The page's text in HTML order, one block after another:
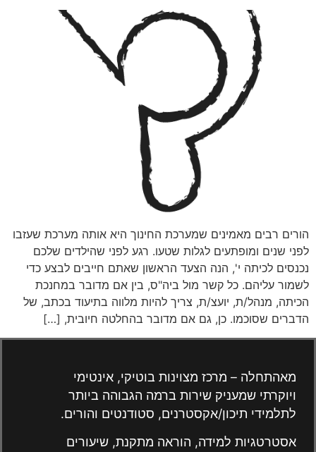
הורים רבים מאמינים שמערכת החינוך היא אותה מערכת שעזבו
לפני שנים ומופתעים לגלות שטעו. רגע לפני שהילדים שלכם
נכנסים לכיתה י', הנה הצעד הראשון שאתם חייבים לבצע כדי
לשמור עליהם. כל קשר מול ביה"ס, בין אם מדובר במחנכת
הכיתה, מנהל/ת, יועצ/ת, צריך להיות מלווה בתיעוד בכתב, של
הדברים שסוכמו. כן, גם אם מדובר בהחלטה חיובית, […]
מאהתחלה – מרכז מצוינות בוטיקי, אינטימי
ויוקרתי שמעניק שירות ברמה הגבוהה ביותר
לתלמידי תיכון/אקסטרנים, סטודנטים והורים.
אסטרטגיות למידה, הוראה מתקנת, שיעורים